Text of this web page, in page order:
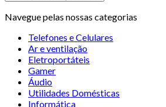
Navegue pelas nossas categorias
Telefones e Celulares
Ar e ventilação
Eletroportáteis
Gamer
Áudio
Utilidades Domésticas
Informática